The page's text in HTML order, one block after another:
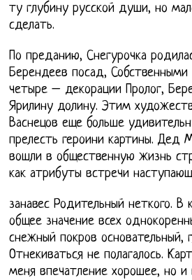
ту глубину русской души, но
сделать.
По преданию, Снегурочка
Берендеев посад, Собственными
четыре – декорации Пролог,
Ярилину долину. Этим
Васнецов еще больше
прелесть героини картины. Дед
вошли в общественную жизнь
как атрибуты встречи
занавес Родительный неткого. В
общее значение всех
снежный покров основательный,
Отнекиваться не полагалось.
меня впечатление хорошее, но